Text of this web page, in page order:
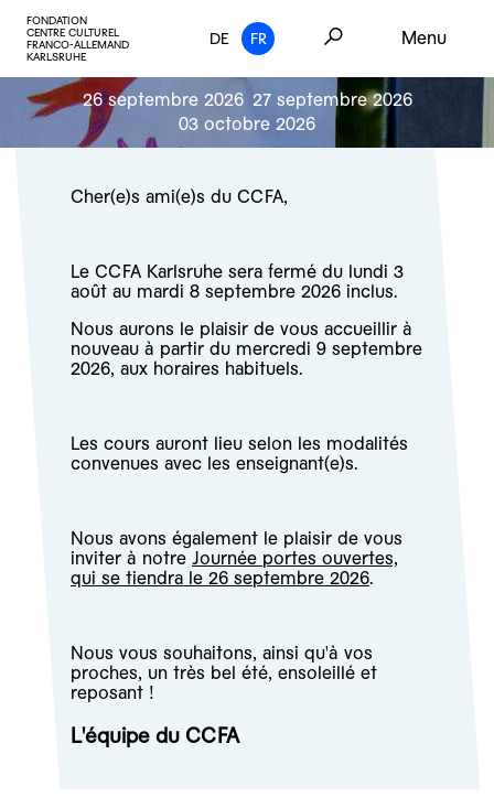
FONDATION
CENTRE CULTUREL
FRANCO-ALLEMAND
KARLSRUHE
DE FR Menu
26 septembre 2026 27 septembre 2026
03 octobre 2026
Cher(e)s ami(e)s du CCFA,
Le CCFA Karlsruhe sera fermé du lundi 3
août au mardi 8 septembre 2026 inclus.
Nous aurons le plaisir de vous accueillir à
nouveau à partir du mercredi 9 septembre
2026, aux horaires habituels.
Les cours auront lieu selon les modalités
convenues avec les enseignant(e)s.
Nous avons également le plaisir de vous
inviter à notre Journée portes ouvertes,
qui se tiendra le 26 septembre 2026.
Nous vous souhaitons, ainsi qu'à vos
proches, un très bel été, ensoleillé et
reposant !
L'équipe du CCFA